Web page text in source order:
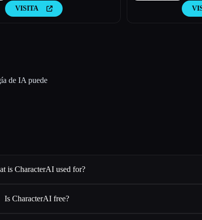
entrenado en tus datos
VISITA
IA que
tus
de IA puede
is CharacterAI used for?
Is CharacterAI free?